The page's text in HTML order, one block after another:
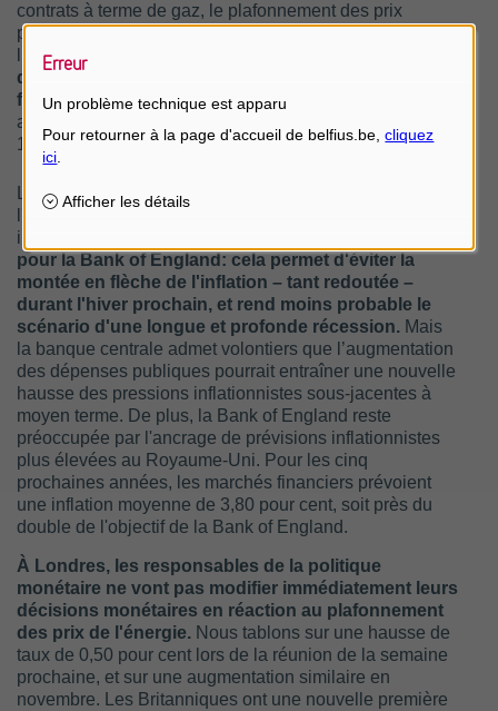
contrats à terme de gaz, le plafonnement des prix
proposé par Liz Truss coûtera quelque 150 milliards de
livres, soit près de 7 pour cent du PIB.
d’une forte augmentation des dépenses publiques
fait s’envoler les taux à long terme.
août, le taux nominal d’un emprunt d’État britannique à
10 ans a bondi de 1,80 pour cent à plus de 3 pour cent.
L’intervention du gouvernement sur les marchés de
l'énergie présente donc à la fois des avantages et des
inconvénients.
pour la Bank of England: cela permet d'éviter la
montée en flèche de l'inflation – tant redoutée –
durant l'hiver prochain, et rend moins probable le
scénario d'une longue et profonde récession. Mais
la banque centrale admet volontiers que l’augmentation
des dépenses publiques pourrait entraîner une nouvelle
hausse des pressions inflationnistes sous‑jacentes à
moyen terme. De plus, la Bank of England reste
préoccupée par l'ancrage de prévisions inflationnistes
plus élevées au Royaume-Uni. Pour les cinq
prochaines années, les marchés financiers prévoient
une inflation moyenne de 3,80 pour cent, soit près du
double de l'objectif de la Bank of England.
À Londres, les responsables de la politique
monétaire ne vont pas modifier immédiatement leurs
décisions monétaires en réaction au plafonnement
des prix de l'énergie. Nous tablons sur une hausse de
taux de 0,50 pour cent lors de la réunion de la semaine
prochaine, et sur une augmentation similaire en
novembre. Les Britanniques ont une nouvelle première
Erreur
Un problème technique est apparu